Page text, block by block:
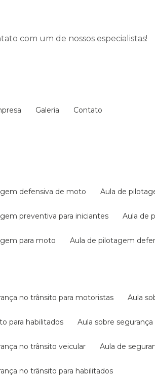
com um de nossos especialistas!
Galeria Contato
defensiva de moto aula de
preventiva para iniciantes aula
para moto aula de pilotagem
no trânsito para motoristas aula
para habilitados aula sobre
no trânsito veicular aula de
no trânsito para habilitados